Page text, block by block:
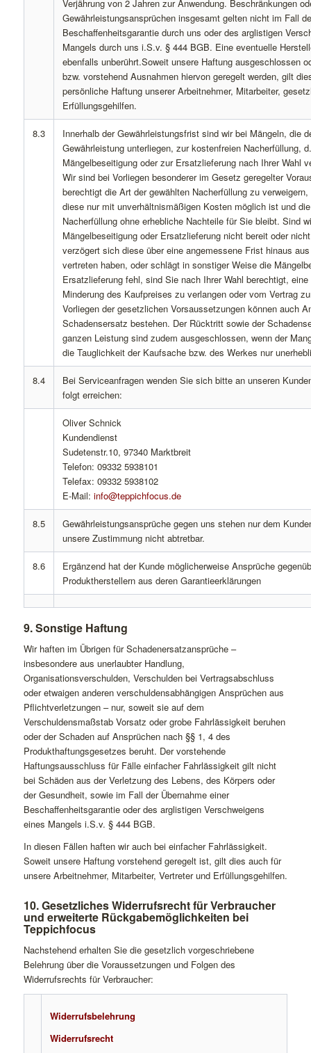
Verjährung von 2 Jahren zur Anwendung. Beschränkungen
Gewährleistungsansprüchen insgesamt gelten nicht im Fall
Beschaffenheitsgarantie durch uns oder des arglistigen
Mangels durch uns i.S.v. § 444 BGB. Eine eventuelle
ebenfalls unberührt.Soweit unsere Haftung ausgeschlossen
bzw. vorstehend Ausnahmen hiervon geregelt werden, gilt
persönliche Haftung unserer Arbeitnehmer, Mitarbeiter,
Erfüllungsgehilfen.
8.3
Innerhalb der Gewährleistungsfrist sind wir bei Mängeln, die
Gewährleistung unterliegen, zur kostenfreien Nacherfüllung,
Mängelbeseitigung oder zur Ersatzlieferung nach Ihrer Wahl
Wir sind bei Vorliegen besonderer im Gesetz geregelter
berechtigt die Art der gewählten Nacherfüllung zu
diese nur mit unverhältnismäßigen Kosten möglich ist und
Nacherfüllung ohne erhebliche Nachteile für Sie bleibt. Sind
Mängelbeseitigung oder Ersatzlieferung nicht bereit oder
verzögert sich diese über eine angemessene Frist hinaus
vertreten haben, oder schlägt in sonstiger Weise die
Ersatzlieferung fehl, sind Sie nach Ihrer Wahl berechtigt,
Minderung des Kaufpreises zu verlangen oder vom Vertrag
Vorliegen der gesetzlichen Vorsaussetzungen können auch
Schadensersatz bestehen. Der Rücktritt sowie der
ganzen Leistung sind zudem ausgeschlossen, wenn der
die Tauglichkeit der Kaufsache bzw. des Werkes nur
8.4
Bei Serviceanfragen wenden Sie sich bitte an unseren
folgt erreichen:
Oliver Schnick
Kundendienst
Sudetenstr.10, 97340 Marktbreit
Telefon: 09332 5938101
Telefax: 09332 5938102
E-Mail: info@teppichfocus.de
8.5
Gewährleistungsansprüche gegen uns stehen nur dem
unsere Zustimmung nicht abtretbar.
8.6
Ergänzend hat der Kunde möglicherweise Ansprüche
Produktherstellern aus deren Garantieerklärungen
9. Sonstige Haftung
Wir haften im Übrigen für Schadenersatzansprüche –
insbesondere aus unerlaubter Handlung,
Organisationsverschulden, Verschulden bei Vertragsabschluss
oder etwaigen anderen verschuldensabhängigen Ansprüchen aus
Pflichtverletzungen – nur, soweit sie auf dem
Verschuldensmaßstab Vorsatz oder grobe Fahrlässigkeit beruhen
oder der Schaden auf Ansprüchen nach §§ 1, 4 des
Produkthaftungsgesetzes beruht. Der vorstehende
Haftungsausschluss für Fälle einfacher Fahrlässigkeit gilt nicht
bei Schäden aus der Verletzung des Lebens, des Körpers oder
der Gesundheit, sowie im Fall der Übernahme einer
Beschaffenheitsgarantie oder des arglistigen Verschweigens
eines Mangels i.S.v. § 444 BGB.
In diesen Fällen haften wir auch bei einfacher Fahrlässigkeit.
Soweit unsere Haftung vorstehend geregelt ist, gilt dies auch für
unsere Arbeitnehmer, Mitarbeiter, Vertreter und Erfüllungsgehilfen.
10. Gesetzliches Widerrufsrecht für Verbraucher
und erweiterte Rückgabemöglichkeiten bei
Teppichfocus
Nachstehend erhalten Sie die gesetzlich vorgeschriebene
Belehrung über die Voraussetzungen und Folgen des
Widerrufsrechts für Verbraucher:
Widerrufsbelehrung
Widerrufsrecht